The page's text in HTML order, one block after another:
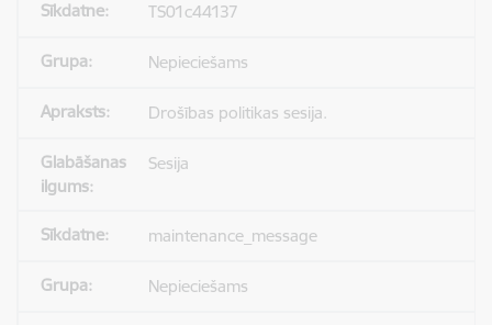
TS01c44137
Nepieciešams
Drošības politikas sesija.
Sesija
maintenance_message
Nepieciešams